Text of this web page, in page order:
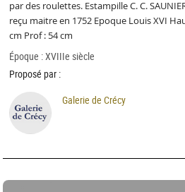
par des roulettes. Estampille C. C.
reçu maitre en 1752 Epoque Louis XVI
cm Prof : 54 cm
Époque : XVIIIe siècle
Proposé par :
Galerie de Crécy